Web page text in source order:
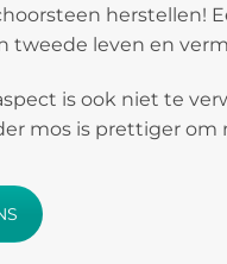
herstellen!
tweede leven en
is ook niet te
mos is prettiger om